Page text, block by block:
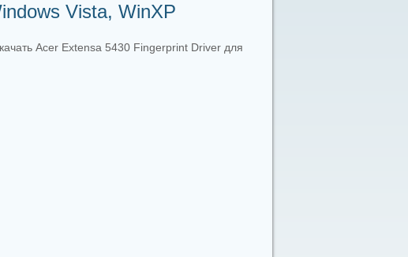
Vista, WinXP
Acer Extensa 5430 Fingerprint Driver для